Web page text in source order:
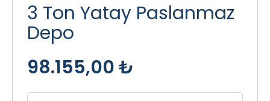
3 Ton Yatay Paslanmaz
Depo
98.155,00 ₺